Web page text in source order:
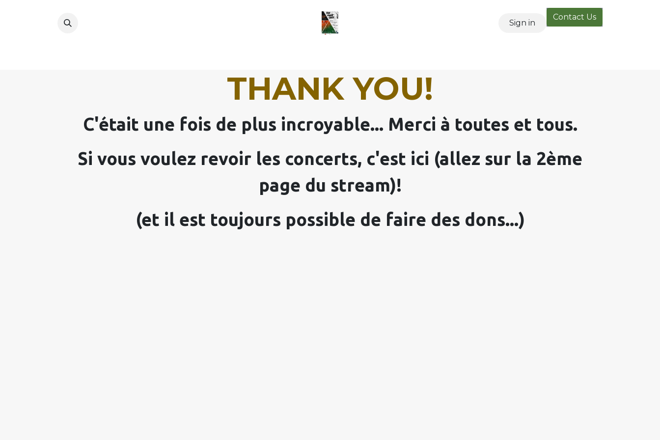
Sign in
Contact Us
THANK YOU!
C'était une fois de plus incroyable... Merci à toutes et tous.
Si vous voulez revoir les concerts, c'est ici (allez sur la 2ème
page du stream)!
(et il est toujours possible de faire des dons...)